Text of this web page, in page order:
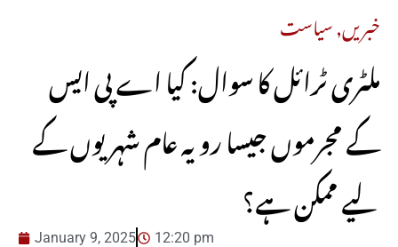
خبریں,سیاست
ملٹری ٹرائل کا سوال: کیا اے پی ایس
کے مجرموں جیسا رویہ عام شہریوں کے
لیے ممکن ہے؟
January 9, 2025 12:20 pm